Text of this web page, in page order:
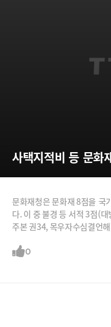
사택지적비 등 문
문화재청은 문화재 8점을 국
다. 이 중 불경 등 서적 3점(
주본 권34, 목우자수심결언
0